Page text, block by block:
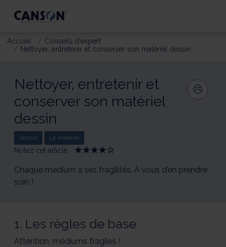
Accueil
Conseils d’expert
Nettoyer, entretenir et conserver son matériel dessin
Nettoyer, entretenir et
conserver son matériel
dessin
Dessin Le matériel
Notez cet article
Give
entretenir
Give
entretenir
Give
entretenir
3/5
Give
entretenir
Give
entretenir
et
5/5
Chaque médium a ses fragilités. À vous d’en prendre
soin !
1. Les règles de base
Attention, médiums fragiles !